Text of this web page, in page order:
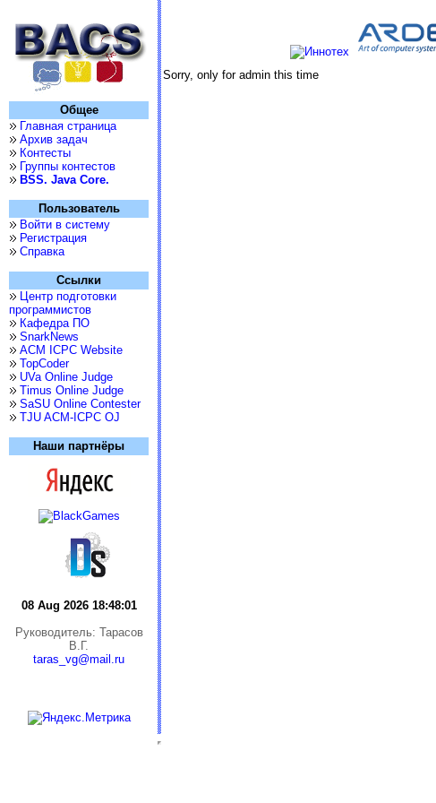
Общее
Главная страница
Архив задач
Контесты
Группы контестов
BSS. Java Core.
Пользователь
Войти в систему
Регистрация
Справка
Ссылки
Центр подготовки
программистов
Кафедра ПО
SnarkNews
ACM ICPC Website
TopCoder
UVa Online Judge
Timus Online Judge
SaSU Online Contester
TJU ACM-ICPC OJ
Наши партнёры
08 Aug 2026 18:48:01
Руководитель: Тарасов
В.Г.
taras_vg@mail.ru
Sorry, only for admin this time